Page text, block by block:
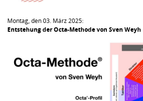
Montag, den 03. März 2025:
Entstehung der Octa-Methode von Sven Weyh